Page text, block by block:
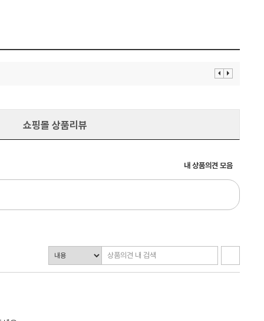
이 다
쇼핑몰 상품리뷰
내 상품의견 모음